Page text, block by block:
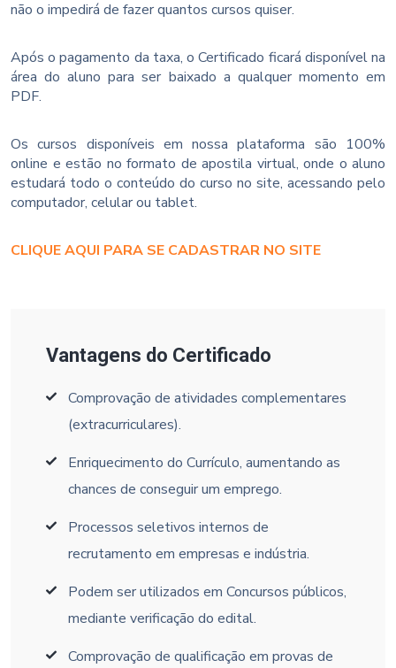
não o impedirá de fazer quantos cursos quiser.
Após o pagamento da taxa, o Certificado ficará disponível na
área do aluno para ser baixado a qualquer momento em
PDF.
Os cursos disponíveis em nossa plataforma são 100%
online e estão no formato de apostila virtual, onde o aluno
estudará todo o conteúdo do curso no site, acessando pelo
computador, celular ou tablet.
CLIQUE AQUI PARA SE CADASTRAR NO SITE
Vantagens do Certificado
Comprovação de atividades complementares
(extracurriculares).
Enriquecimento do Currículo, aumentando as
chances de conseguir um emprego.
Processos seletivos internos de
recrutamento em empresas e indústria.
Podem ser utilizados em Concursos públicos,
mediante verificação do edital.
Comprovação de qualificação em provas de